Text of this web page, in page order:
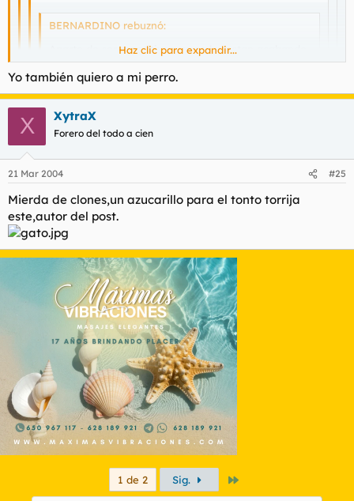
BERNARDINO rebuznó:
Aparte de ser repetitivos, ya se les estan acabando
las ideas a estos clonadores, inventate otra cosa.
Haz clic para expandir...
paquirrin, pq quitaste las fotos?
te veo triste, compañero
Es porque gente del foro le ha llamado sudaca.
Haz clic para expandir...
no creo, paquirrin aquí es un tipo querido
Haz clic para expandir...
Yo también quiero a mi perro.
X XytraX
Forero del todo a cien
21 Mar 2004 #25
Mierda de clones,un azucarillo para el tonto torrija
este,autor del post.
1 de 2 Sig.